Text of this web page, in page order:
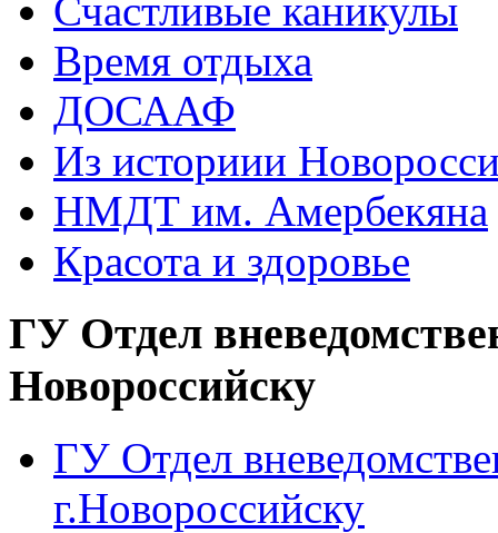
Счастливые каникулы
Время отдыха
ДОСААФ
Из историии
НМДТ им. Амербекяна
Красота и здоровье
ГУ Отдел
Новороссийску
ГУ Отдел
г.Новороссийску